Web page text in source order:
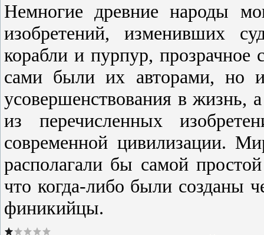
Немногие древние народы
изобретений, изменивших
корабли и пурпур, прозрачное
сами были их авторами, но
усовершенствования в жизнь,
из перечисленных
современной цивилизации.
располагали бы самой
что когда‑либо были созданы
финикийцы.